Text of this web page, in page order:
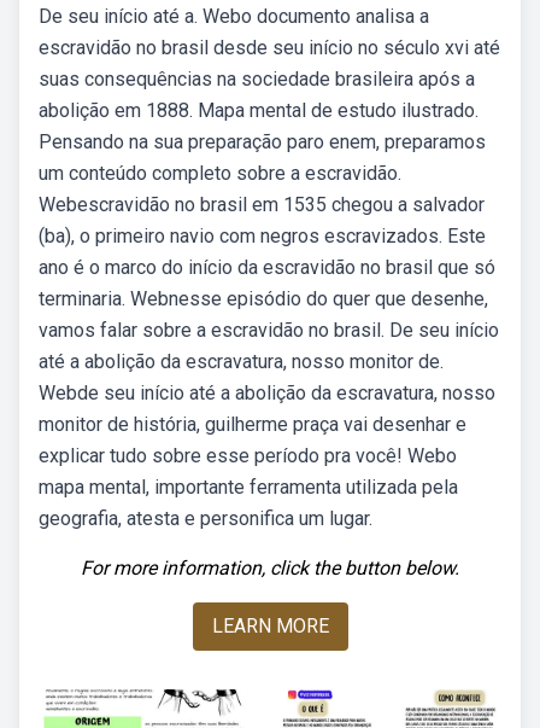
De seu início até a. Webo documento analisa a
escravidão no brasil desde seu início no século xvi até
suas consequências na sociedade brasileira após a
abolição em 1888. Mapa mental de estudo ilustrado.
Pensando na sua preparação paro enem, preparamos
um conteúdo completo sobre a escravidão.
Webescravidão no brasil em 1535 chegou a salvador
(ba), o primeiro navio com negros escravizados. Este
ano é o marco do início da escravidão no brasil que só
terminaria. Webnesse episódio do quer que desenhe,
vamos falar sobre a escravidão no brasil. De seu início
até a abolição da escravatura, nosso monitor de.
Webde seu início até a abolição da escravatura, nosso
monitor de história, guilherme praça vai desenhar e
explicar tudo sobre esse período pra você! Webo
mapa mental, importante ferramenta utilizada pela
geografia, atesta e personifica um lugar.
For more information, click the button below.
LEARN MORE